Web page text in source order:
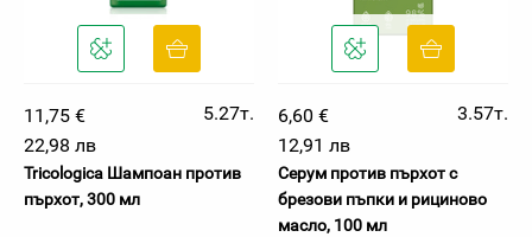
11,75 €
5.27т.
22,98 лв
Tricologica Шампоан против
пърхот, 300 мл
6,60 €
3.57т.
12,91 лв
Серум против пърхот с
брезови пъпки и рициново
масло, 100 мл